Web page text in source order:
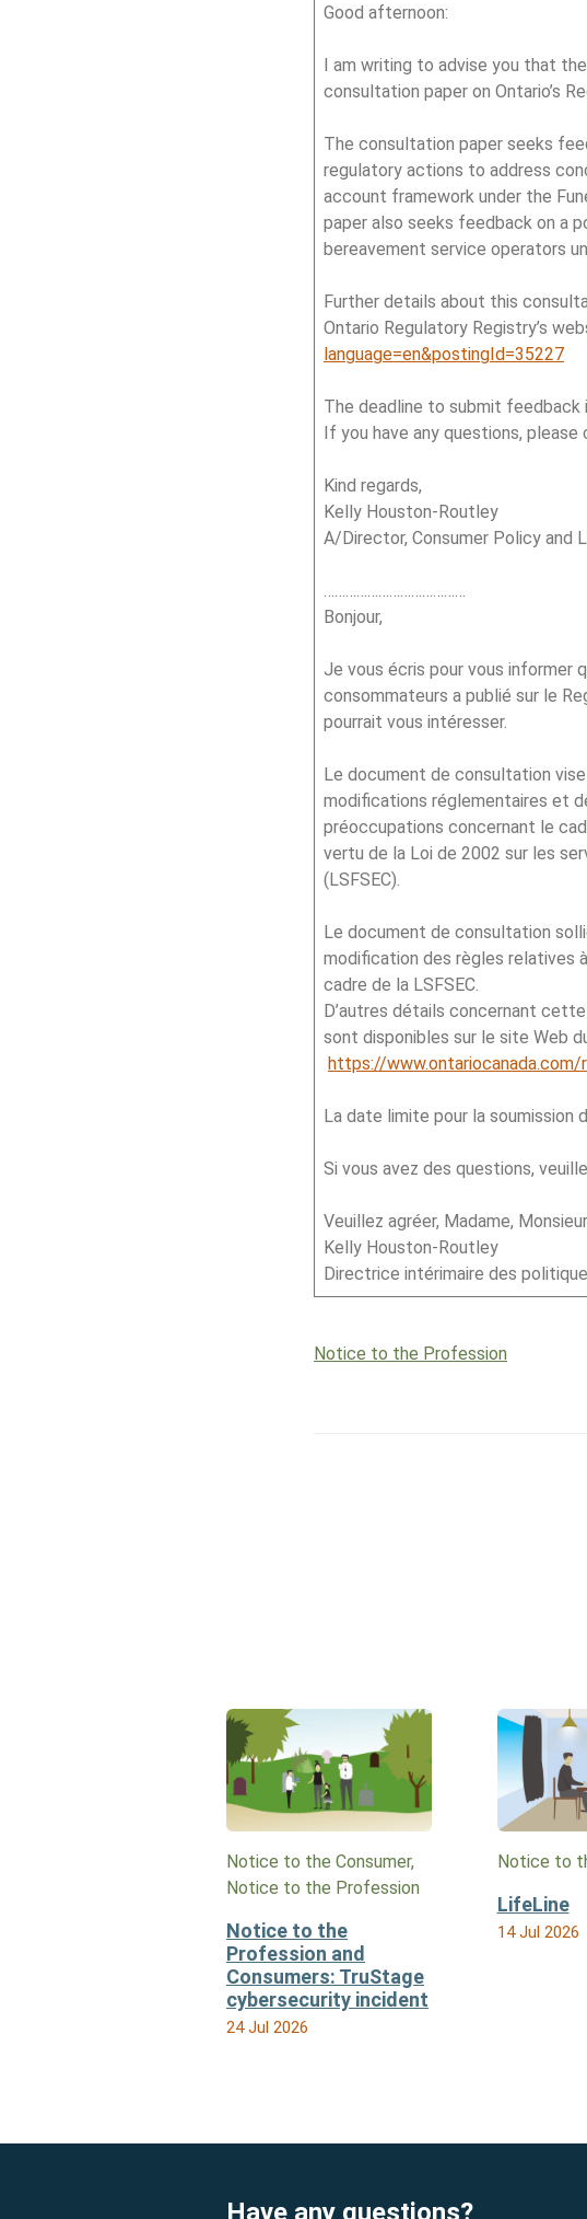
Good afternoon:
I am writing to advise you that
consultation paper on Ontario’s
The consultation paper seeks
regulatory actions to address
account framework under the
paper also seeks feedback on a
bereavement service operators
Further details about this
Ontario Regulatory Registry’s
language=en&postingId=35227
The deadline to submit feedback
If you have any questions,
Kind regards,
Kelly Houston-Routley
A/Director, Consumer Policy and
Bonjour,
Je vous écris pour vous informer
consommateurs a publié sur le
pourrait vous intéresser.
Le document de consultation
modifications réglementaires et
préoccupations concernant le
vertu de la Loi de 2002 sur les
(LSFSEC).
Le document de consultation
modification des règles relatives
cadre de la LSFSEC.
D’autres détails concernant
sont disponibles sur le site Web
https://
La date limite pour la soumission
Si vous avez des questions,
Veuillez agréer, Madame,
Kelly Houston-Routley
Directrice intérimaire des
Notice to the Profession
Notice to the Consumer,
Notice to the Profession
Notice to the
Profession and
Consumers: TruStage
cybersecurity incident
24 Jul 2026
Notice to
LifeLine
14 Jul 2026
Have any questions?